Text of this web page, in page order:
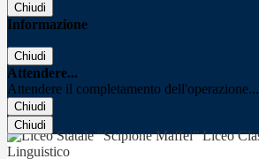
Chiudi
Informazione
Chiudi
Attendere...
Attendere il completamento dell'operazione...
Chiudi
Chiudi